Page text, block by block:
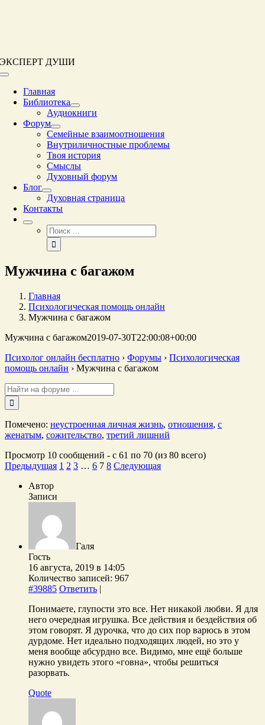
ЭКСПЕРТ ДУШИ
Переключение
навигацииГлавная
Библиотека
Аудиокниги
Форум
Семейные взаимоотношения
Внутриличностные проблемы
Твоя история
Смыслы
Духовный форум
Блог
Духовная страница
Контакты
Результат
поиска:
Мужчина с багажом
Главная
Психологическая помощь онлайн
Мужчина с багажом
Мужчина с багажом2019-07-30T22:00:08+00:00
Психолог онлайн бесплатно › Форумы › Психологическая
помощь онлайн › Мужчина с багажом
Поиск:
Помечено: неустроенная личная жизнь, отношения, с
женатым, сожительство, третий лишний
Просмотр 10 сообщений - с 61 по 70 (из 80 всего)
Предыдущая 1 2 3 … 6 7 8 Следующая
Автор
Записи
Галя
Гость
16 августа, 2019 в 14:05
Количество записей: 967
#39885 Ответить |
Понимаете, глупости это все. Нет никакой любви. Я для
него очередная игрушка. Все действия и бездействия об
этом говорят. Я дурочка, что до сих пор варюсь в этом
дурдоме. Нет идеально подходящих людей, но это у
меня вообще абсурдно все. Видимо, мне ещё больше
нужно увидеть этого «говна», чтобы решиться
разорвать.
Quote